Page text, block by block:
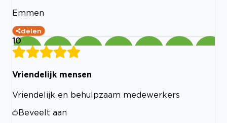
Emmen
delen
10
Vriendelijk mensen
Vriendelijk en behulpzaam medewerkers
Beveelt aan